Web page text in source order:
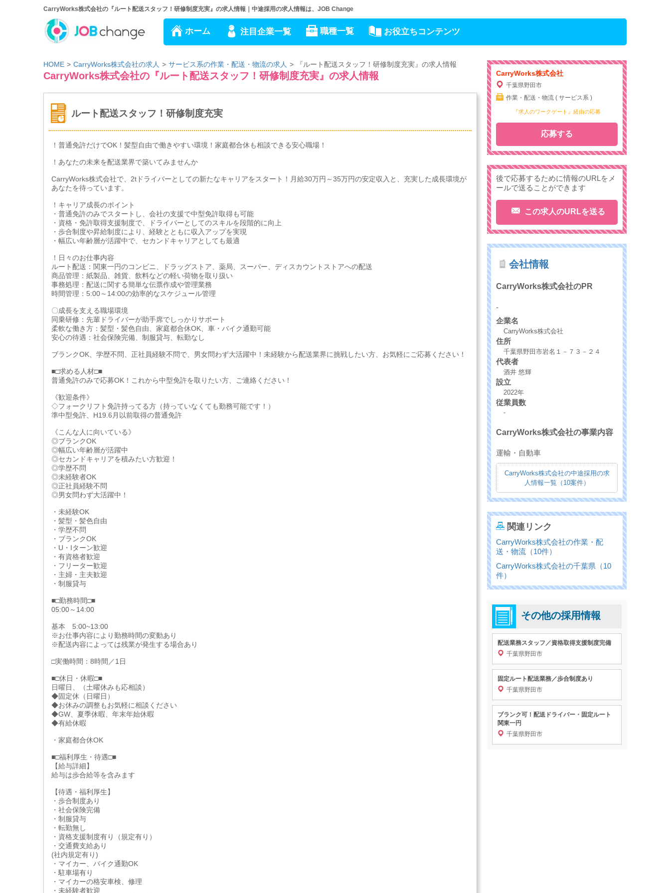
CarryWorks株式会社の『ルート配送スタッフ！研修制度充実』の求人情報｜中途採用の求人情報は、JOB Change
ホーム 注目企業一覧 職種一覧 お役立ちコンテンツ
HOME CarryWorks株式会社の求人 サービス系の作業・配送・物流の求人 『ルート配送スタッフ！研修制度充実』の求人情報
CarryWorks株式会社の『ルート配送スタッフ！研修制度充実』の求人情報
ルート配送スタッフ！研修制度充実
！普通免許だけでOK！髪型自由で働きやすい環境！家庭都合休も相談できる安心職場！
！あなたの未来を配送業界で築いてみませんか
CarryWorks株式会社で、2tドライバーとしての新たなキャリアをスタート！月給30万円～35万円の安定収入と、充実した成長環境が
あなたを待っています。
！キャリア成長のポイント
・普通免許のみでスタートし、会社の支援で中型免許取得も可能
・資格・免許取得支援制度で、ドライバーとしてのスキルを段階的に向上
・歩合制度や昇給制度により、経験とともに収入アップを実現
・幅広い年齢層が活躍中で、セカンドキャリアとしても最適
！日々のお仕事内容
ルート配送：関東一円のコンビニ、ドラッグストア、薬局、スーパー、ディスカウントストアへの配送
商品管理：紙製品、雑貨、飲料などの軽い荷物を取り扱い
事務処理：配送に関する簡単な伝票作成や管理業務
時間管理：5:00～14:00の効率的なスケジュール管理
〇成長を支える職場環境
同乗研修：先輩ドライバーが助手席でしっかりサポート
柔軟な働き方：髪型・髪色自由、家庭都合休OK、車・バイク通勤可能
安心の待遇：社会保険完備、制服貸与、転勤なし
ブランクOK、学歴不問、正社員経験不問で、男女問わず大活躍中！未経験から配送業界に挑戦したい方、お気軽にご応募ください！
■□求める人材□■
普通免許のみで応募OK！これから中型免許を取りたい方、ご連絡ください！
《歓迎条件》
◇フォークリフト免許持ってる方（持っていなくても勤務可能です！）
準中型免許、H19.6月以前取得の普通免許
《こんな人に向いている》
◎ブランクOK
◎幅広い年齢層が活躍中
◎セカンドキャリアを積みたい方歓迎！
◎学歴不問
◎未経験者OK
◎正社員経験不問
◎男女問わず大活躍中！
・未経験OK
・髪型・髪色自由
・学歴不問
・ブランクOK
・U・Iターン歓迎
・有資格者歓迎
・フリーター歓迎
・主婦・主夫歓迎
・制服貸与
■□勤務時間□■
05:00～14:00
基本 5:00~13:00
※お仕事内容により勤務時間の変動あり
※配送内容によっては残業が発生する場合あり
□実働時間：8時間／1日
■□休日・休暇□■
日曜日、（土曜休みも応相談）
◆固定休（日曜日）
◆お休みの調整もお気軽に相談ください
◆GW、夏季休暇、年末年始休暇
◆有給休暇
・家庭都合休OK
■□福利厚生・待遇□■
【給与詳細】
給与は歩合給等を含みます
【待遇・福利厚生】
・歩合制度あり
・社会保険完備
・制服貸与
・転勤無し
・資格支援制度有り（規定有り）
・交通費支給あり
(社内規定有り)
・マイカー、バイク通勤OK
・駐車場有り
・マイカーの格安車検、修理
・未経験者歓迎
CarryWorks株式会社
千葉県野田市
作業・配送・物流 ( サービス系 )
『求人のワークゲート』経由の応募
応募する
後で応募するために情報のURLをメ
ールで送ることができます
この求人のURLを送る
会社情報
CarryWorks株式会社のPR
-
企業名
CarryWorks株式会社
住所
千葉県野田市岩名１－７３－２４
代表者
酒井 悠輝
設立
2022年
従業員数
-
CarryWorks株式会社の事業内容
運輸・自動車
CarryWorks株式会社の中途採用の求
人情報一覧（10案件）
関連リンク
CarryWorks株式会社の作業・配
送・物流（10件）
CarryWorks株式会社の千葉県（10
件）
その他の採用情報
配送業務スタッフ／資格取得支援制度完備
千葉県野田市
固定ルート配送業務／歩合制度あり
千葉県野田市
ブランク可！配送ドライバー・固定ルート
関東一円
千葉県野田市